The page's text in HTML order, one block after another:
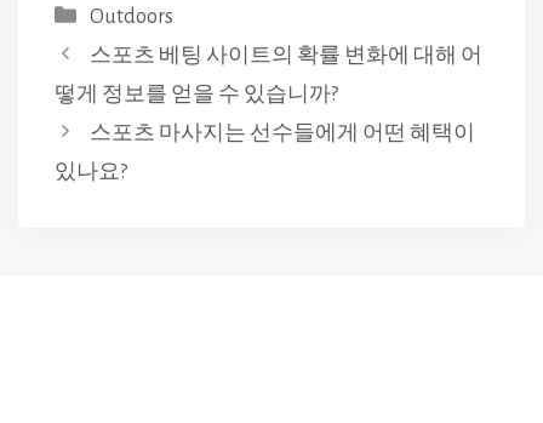
Categories
Outdoors
스포츠 베팅 사이트의 확률 변화에 대해 어
떻게 정보를 얻을 수 있습니까?
스포츠 마사지는 선수들에게 어떤 혜택이
있나요?